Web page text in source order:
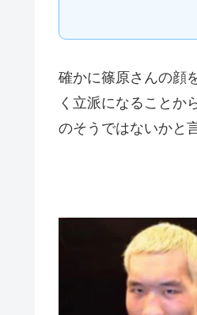
確かに篠原さんの顔
く立派になることか
のそうではないかと